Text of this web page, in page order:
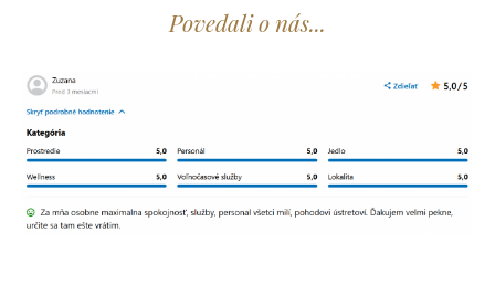
Povedali o nás...